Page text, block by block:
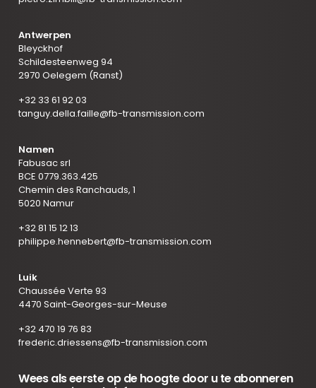
Antwerpen
Bleyckhof
Schildesteenweg 94
2970 Oelegem (Ranst)
+32 33 61 92 03
tanguy.della.faille@fb-transmission.com
Namen
Fabusac srl
BCE 0779.363.425
Chemin des Ranchauds, 1
5020 Namur
+32 81 15 12 13
philippe.hennebert@fb-transmission.com
Luik
Chaussée Verte 93
4470 Saint-Georges-sur-Meuse
+32 470 19 76 83
frederic.driessens@fb-transmission.com
Wees als eerste op de hoogte door u te abonneren